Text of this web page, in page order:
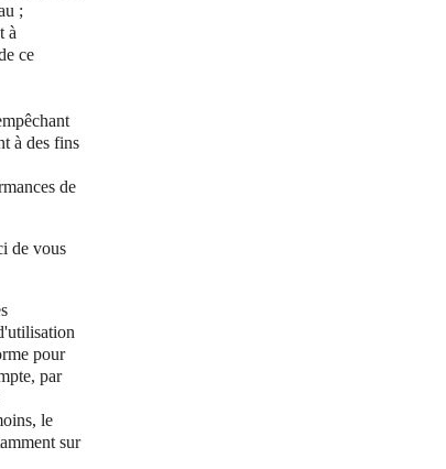
;
à
ce
à des fins
de
de vous
pour
par
le
sur